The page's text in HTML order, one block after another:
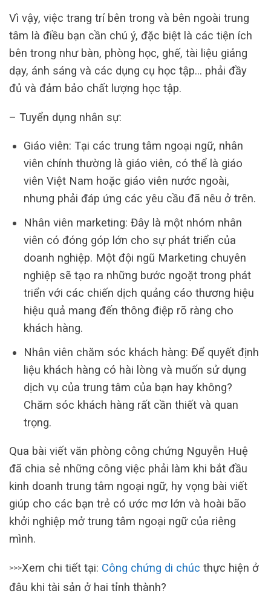
Vì vậy, việc trang trí bên trong và bên ngoài trung
tâm là điều bạn cần chú ý, đặc biệt là các tiện ích
bên trong như bàn, phòng học, ghế, tài liệu giảng
dạy, ánh sáng và các dụng cụ học tập… phải đầy
đủ và đảm bảo chất lượng học tập.
– Tuyển dụng nhân sự:
Giáo viên: Tại các trung tâm ngoại ngữ, nhân
viên chính thường là giáo viên, có thể là giáo
viên Việt Nam hoặc giáo viên nước ngoài,
nhưng phải đáp ứng các yêu cầu đã nêu ở trên.
Nhân viên marketing: Đây là một nhóm nhân
viên có đóng góp lớn cho sự phát triển của
doanh nghiệp. Một đội ngũ Marketing chuyên
nghiệp sẽ tạo ra những bước ngoặt trong phát
triển với các chiến dịch quảng cáo thương hiệu
hiệu quả mang đến thông điệp rõ ràng cho
khách hàng.
Nhân viên chăm sóc khách hàng: Để quyết định
liệu khách hàng có hài lòng và muốn sử dụng
dịch vụ của trung tâm của bạn hay không?
Chăm sóc khách hàng rất cần thiết và quan
trọng.
Qua bài viết văn phòng công chứng Nguyễn Huệ
đã chia sẻ những công việc phải làm khi bắt đầu
kinh doanh trung tâm ngoại ngữ, hy vọng bài viết
giúp cho các bạn trẻ có ước mơ lớn và hoài bão
khởi nghiệp mở trung tâm ngoại ngữ của riêng
mình.
>>>Xem chi tiết tại: Công chứng di chúc thực hiện ở
đâu khi tài sản ở hai tỉnh thành?